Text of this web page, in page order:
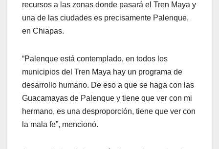
recursos a las zonas donde pasará el Tren Maya y
una de las ciudades es precisamente Palenque,
en Chiapas.
“Palenque está contemplado, en todos los
municipios del Tren Maya hay un programa de
desarrollo humano. De eso a que se haga con las
Guacamayas de Palenque y tiene que ver con mi
hermano, es una desproporción, tiene que ver con
la mala fe”, mencionó.